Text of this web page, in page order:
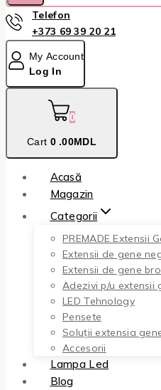
Telefon
+373 69 39 20 21
My Account
Log In
0
Cart 0 .00MDL
Acasă
Magazin
Categorii
PREMADE Extensii
Extensii de gene
Extensii de gene
Adezivi p/u extensii
LED Tehnology
Pensete
Soluții extensia
Accesorii
Lampa Led
Blog